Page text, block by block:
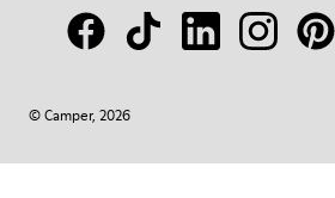
© Camper, 2026